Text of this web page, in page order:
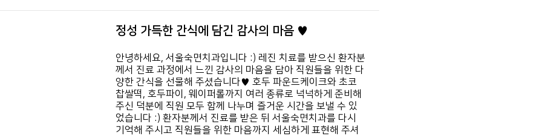
정성 가득한 간식에 담긴 감사의 마음 ♥
안녕하세요, 서울숙면치과입니다 :) 레진 치료를 받으신 환자분
께서 진료 과정에서 느낀 감사의 마음을 담아 직원들을 위한 다
양한 간식을 선물해 주셨습니다♥ 호두 파운드케이크와 초코
찹쌀떡, 호두파이, 웨이퍼롤까지 여러 종류로 넉넉하게 준비해
주신 덕분에 직원 모두 함께 나누며 즐거운 시간을 보낼 수 있
었습니다 :) 환자분께서 진료를 받은 뒤 서울숙면치과를 다시
기억해 주시고 직원들을 위한 마음까지 세심하게 표현해 주셔